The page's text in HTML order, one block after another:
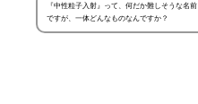
『中性粒子入射』って、何だか難しそうな名前
ですが、一体どんなものなんですか？